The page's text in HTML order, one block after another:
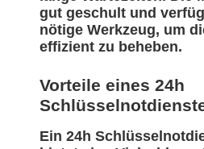
gut geschult und
nötige Werkzeug, um
effizient zu beheben.
Vorteile eines 24h
Ein 24h